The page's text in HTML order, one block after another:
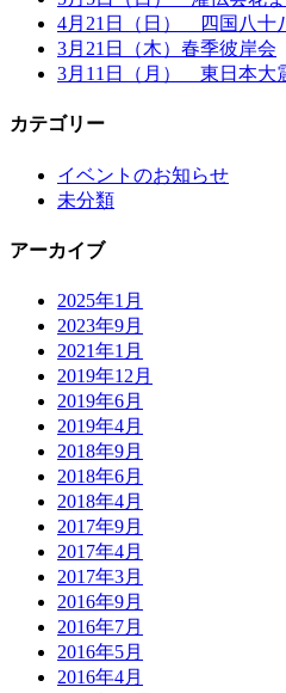
4月21日（日） 四国八十
3月21日（木）春季彼岸会
3月11日（月） 東日本大
カテゴリー
イベントのお知らせ
未分類
アーカイブ
2025年1月
2023年9月
2021年1月
2019年12月
2019年6月
2019年4月
2018年9月
2018年6月
2018年4月
2017年9月
2017年4月
2017年3月
2016年9月
2016年7月
2016年5月
2016年4月